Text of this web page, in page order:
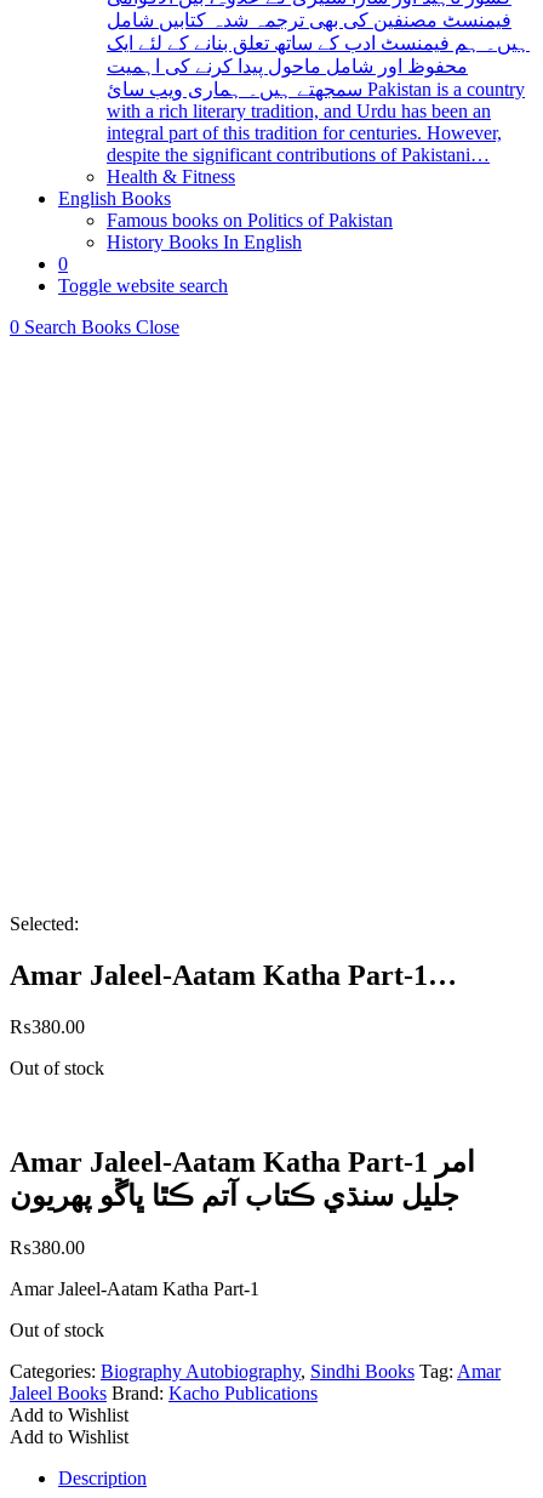
فیمنسٹ مصنفین کی بھی ترجمہ شدہ کتابیں شامل
ہیں۔ ہم فیمنسٹ ادب کے ساتھ تعلق بنانے کے لئے ایک
محفوظ اور شامل ماحول پیدا کرنے کی اہمیت
سمجھتے ہیں۔ ہماری ویب سائ Pakistan is a country
with a rich literary tradition, and Urdu has been an
integral part of this tradition for centuries. However,
despite the significant contributions of Pakistani…
Health & Fitness
English Books
Famous books on Politics of Pakistan
History Books In English
0
Toggle website search
0 Search Books Close
Selected:
Amar Jaleel-Aatam Katha Part-1…
₨380.00
Out of stock
Amar Jaleel-Aatam Katha Part-1 امر
جليل سنڌي ڪتاب آتم ڪٿا ڀاڱو پھريون
₨380.00
Amar Jaleel-Aatam Katha Part-1
Out of stock
Categories: Biography Autobiography, Sindhi Books Tag: Amar
Jaleel Books Brand: Kacho Publications
Add to Wishlist
Add to Wishlist
Description